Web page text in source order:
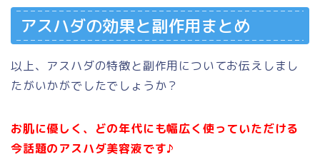
アスハダの効果と副作用まとめ
以上、アスハダの特徴と副作用についてお伝えしまし
たがいかがでしたでしょうか？
お肌に優しく、どの年代にも幅広く使っていただける
今話題のアスハダ美容液です♪